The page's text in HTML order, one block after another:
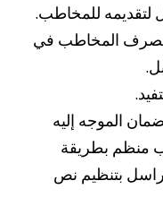
لتقديمه للمخاطب.
المخاطب في
الموجه إليه
منظم بطريقة
بتنظيم نص